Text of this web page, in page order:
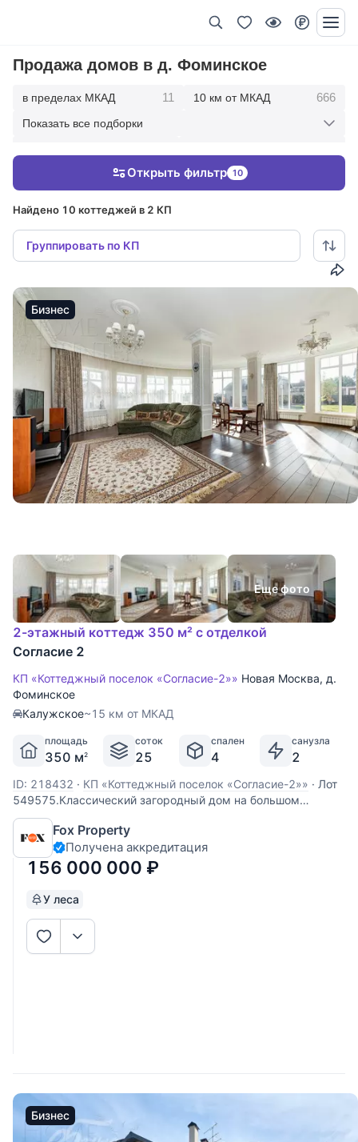
Продажа домов в д. Фоминское
в пределах МКАД 11 10 км от МКАД 666
Показать все подборки
Найдено 10 коттеджей в 2 КП
Группировать по КП
Открыть фильтр 10
Бизнес
Еще фото
2-этажный коттедж 350 м² с отделкой
Согласие 2
КП «Коттеджный поселок «Согласие-2»» Новая Москва, д.
Фоминское
Калужское~15 км от МКАД
площадь
350 м2
соток
25
спален
4
санузла
2
ID: 218432 · КП «Коттеджный поселок «Согласие-2»» · Лот
549575.Классический загородный дом на большом
участке возле леса. На участке помимо основного дома
расположены: гараж на 2 машины с автономной котельной
и квартирой для персонала на 2 этаже общей площадью
200 м2, кладовая 25 м2, а также отдельно
Fox Property
Получена аккредитация
156 000 000 ₽
У леса
Бизнес